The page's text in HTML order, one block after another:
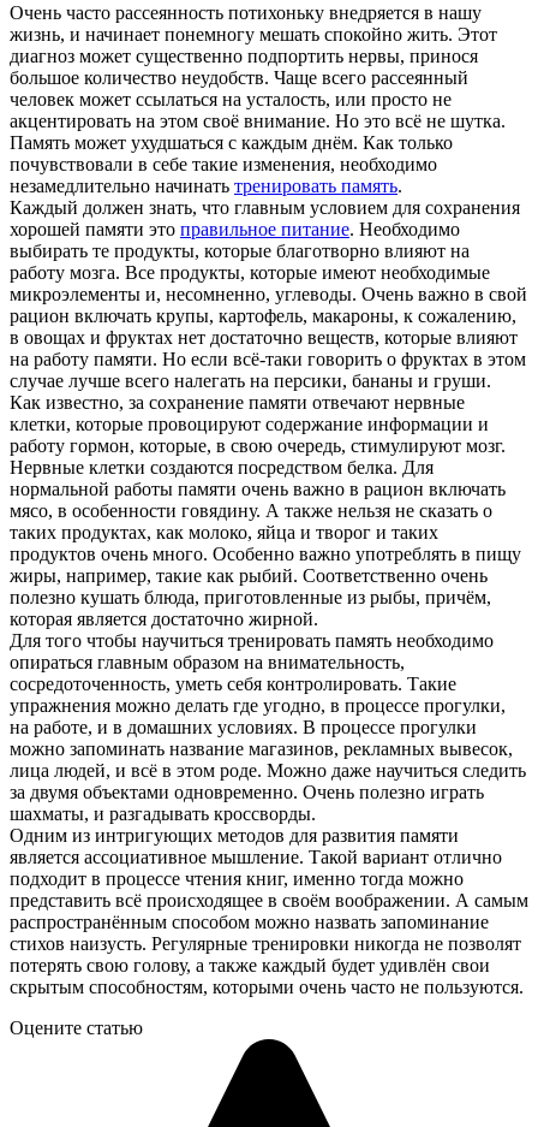
Очень часто рассеянность потихоньку внедряется в нашу
жизнь, и начинает понемногу мешать спокойно жить. Этот
диагноз может существенно подпортить нервы, принося
большое количество неудобств. Чаще всего рассеянный
человек может ссылаться на усталость, или просто не
акцентировать на этом своё внимание. Но это всё не шутка.
Память может ухудшаться с каждым днём. Как только
почувствовали в себе такие изменения, необходимо
незамедлительно начинать тренировать память.
Каждый должен знать, что главным условием для сохранения
хорошей памяти это правильное питание. Необходимо
выбирать те продукты, которые благотворно влияют на
работу мозга. Все продукты, которые имеют необходимые
микроэлементы и, несомненно, углеводы. Очень важно в свой
рацион включать крупы, картофель, макароны, к сожалению,
в овощах и фруктах нет достаточно веществ, которые влияют
на работу памяти. Но если всё-таки говорить о фруктах в этом
случае лучше всего налегать на персики, бананы и груши.
Как известно, за сохранение памяти отвечают нервные
клетки, которые провоцируют содержание информации и
работу гормон, которые, в свою очередь, стимулируют мозг.
Нервные клетки создаются посредством белка. Для
нормальной работы памяти очень важно в рацион включать
мясо, в особенности говядину. А также нельзя не сказать о
таких продуктах, как молоко, яйца и творог и таких
продуктов очень много. Особенно важно употреблять в пищу
жиры, например, такие как рыбий. Соответственно очень
полезно кушать блюда, приготовленные из рыбы, причём,
которая является достаточно жирной.
Для того чтобы научиться тренировать память необходимо
опираться главным образом на внимательность,
сосредоточенность, уметь себя контролировать. Такие
упражнения можно делать где угодно, в процессе прогулки,
на работе, и в домашних условиях. В процессе прогулки
можно запоминать название магазинов, рекламных вывесок,
лица людей, и всё в этом роде. Можно даже научиться следить
за двумя объектами одновременно. Очень полезно играть
шахматы, и разгадывать кроссворды.
Одним из интригующих методов для развития памяти
является ассоциативное мышление. Такой вариант отлично
подходит в процессе чтения книг, именно тогда можно
представить всё происходящее в своём воображении. А самым
распространённым способом можно назвать запоминание
стихов наизусть. Регулярные тренировки никогда не позволят
потерять свою голову, а также каждый будет удивлён свои
скрытым способностям, которыми очень часто не пользуются.
Оцените статью